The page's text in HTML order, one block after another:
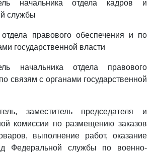
начальника отдела кадров и
службы
правового обеспечения и по
государственной власти
начальника отдела правового
связям с органами государственной
заместитель председателя и
комиссии по размещению заказов
выполнение работ, оказание
Федеральной службы по военно-